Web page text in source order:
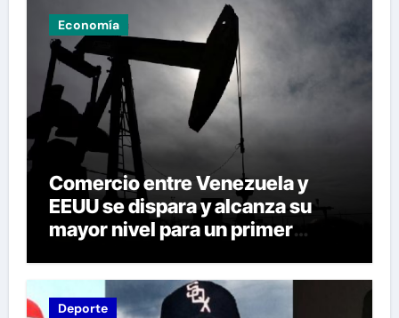
Economía
Comercio entre Venezuela y
EEUU se dispara y alcanza su
mayor nivel para un primer
Deporte